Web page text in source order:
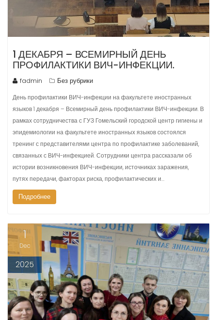
1 ДЕКАБРЯ – ВСЕМИРНЫЙ ДЕНЬ
ПРОФИЛАКТИКИ ВИЧ-ИНФЕКЦИИ.
fadmin Без рубрики
День профилактики ВИЧ-инфекции на факультете иностранных
языков 1 декабря – Всемирный день профилактики ВИЧ-инфекции. В
рамках сотрудничества с ГУЗ Гомельский городской центр гигиены и
эпидемиологии на факультете иностранных языков состоялся
тренинг с представителями центра по профилактике заболеваний,
связанных с ВИЧ-инфекцией. Сотрудники центра рассказали об
истории возникновения ВИЧ-инфекции, источниках заражения,
путях передачи, факторах риска, профилактических и…
Подробнее
1
Dec
2025